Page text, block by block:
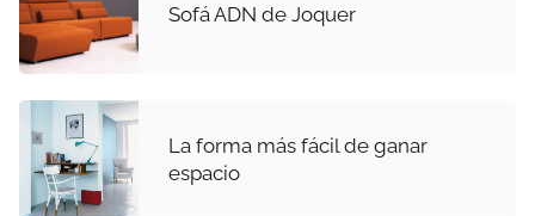
Sofá ADN de Joquer
La forma más fácil de ganar
espacio